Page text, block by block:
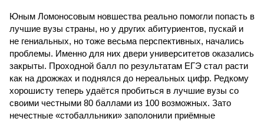
Юным Ломоносовым новшества реально помогли попасть в
лучшие вузы страны, но у других абитуриентов, пускай и
не гениальных, но тоже весьма перспективных, начались
проблемы. Именно для них двери университетов оказались
закрыты. Проходной балл по результатам ЕГЭ стал расти
как на дрожжах и поднялся до нереальных цифр. Редкому
хорошисту теперь удаётся пробиться в лучшие вузы со
своими честными 80 баллами из 100 возможных. Зато
нечестные «стобалльники» заполонили приёмные